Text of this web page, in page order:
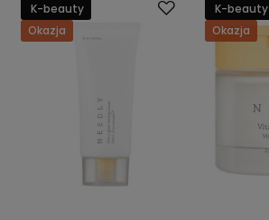
K-beauty
Okazja
K-beauty
Okazja